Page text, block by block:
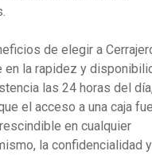
de elegir a
la rapidez y
las 24 horas del día,
el acceso a una caja
en cualquier
la confidencialidad